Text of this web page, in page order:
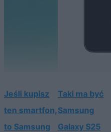
Jeśli kupisz
ten smartfon,
to Samsung
Taki ma być
Samsung
Galaxy S25